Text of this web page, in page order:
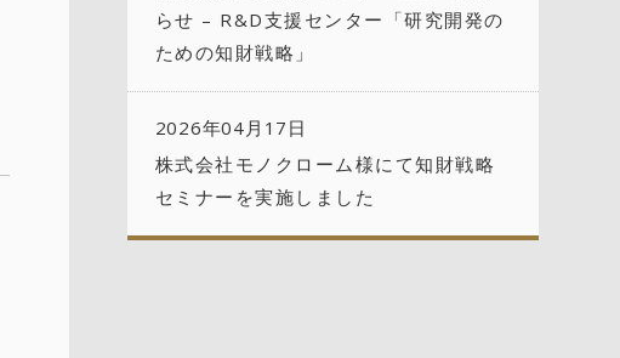
らせ – R&D支援センター「研究開発の
ための知財戦略」
2026年04月17日
株式会社モノクローム様にて知財戦略
セミナーを実施しました